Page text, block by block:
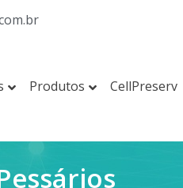
Produtos CellPreserv